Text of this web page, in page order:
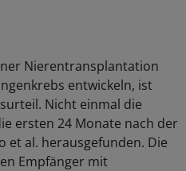
Nierentransplantation
entwickeln, ist
Nicht einmal die
ersten 24 Monate nach der
et al. herausgefunden. Die
Empfänger mit